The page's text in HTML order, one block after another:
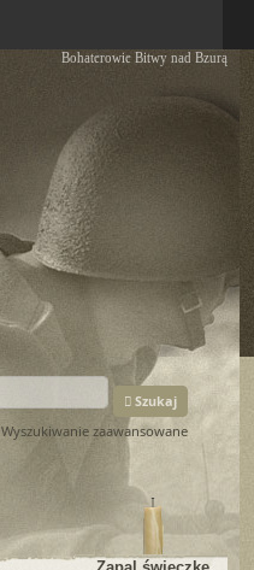
Bohaterowie Bitwy nad Bzurą
Szukaj
Wyszukiwanie zaawansowane